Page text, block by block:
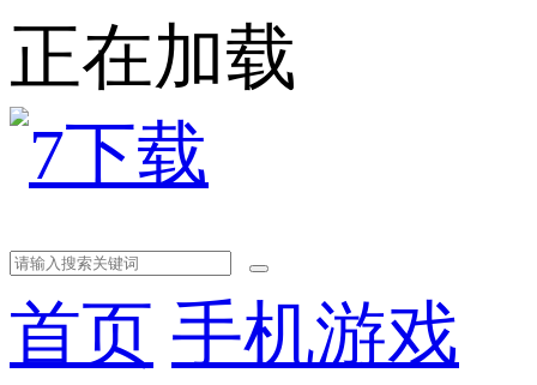
正在加载
首页 手机游戏